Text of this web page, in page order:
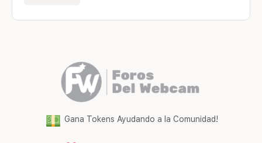
Gana Tokens Ayudando a la Comunidad!